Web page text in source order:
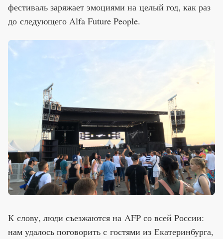
фестиваль заряжает эмоциями на целый год, как раз
до следующего Alfa Future People.
К слову, люди съезжаются на AFP со всей России:
нам удалось поговорить с гостями из Екатеринбурга,